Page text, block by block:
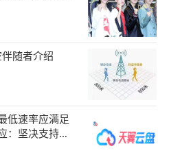
随者介绍
低速率应满足
：坚决支持，